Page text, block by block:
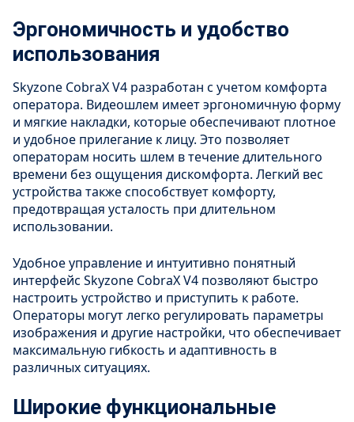
Эргономичность и удобство
использования
Skyzone CobraX V4 разработан с учетом комфорта
оператора. Видеошлем имеет эргономичную форму
и мягкие накладки, которые обеспечивают плотное
и удобное прилегание к лицу. Это позволяет
операторам носить шлем в течение длительного
времени без ощущения дискомфорта. Легкий вес
устройства также способствует комфорту,
предотвращая усталость при длительном
использовании.
Удобное управление и интуитивно понятный
интерфейс Skyzone CobraX V4 позволяют быстро
настроить устройство и приступить к работе.
Операторы могут легко регулировать параметры
изображения и другие настройки, что обеспечивает
максимальную гибкость и адаптивность в
различных ситуациях.
Широкие функциональные